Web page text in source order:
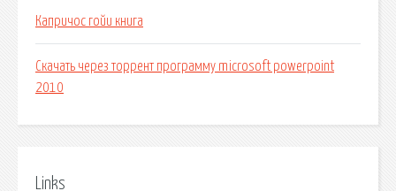
Капричос гойи книга
Скачать через торрент программу microsoft powerpoint
2010
Links